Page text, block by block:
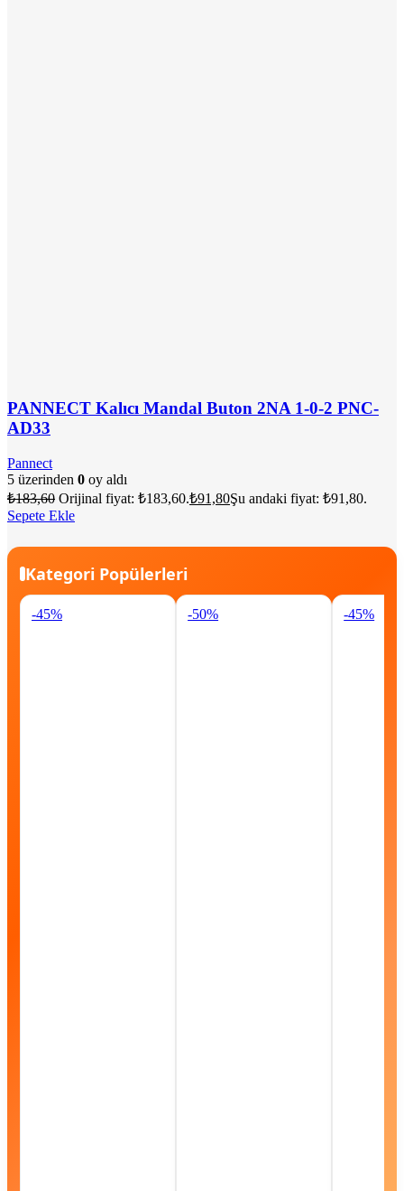
PANNECT Kalıcı Mandal Buton 2NA 1-0-2 PNC-
AD33
Pannect
5 üzerinden 0 oy aldı
₺183,60 Orijinal fiyat: ₺183,60.₺91,80Şu andaki fiyat: ₺91,80.
Sepete Ekle
Kategori Popülerleri
-45% -50% -45%